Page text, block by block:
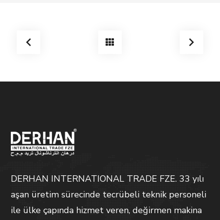
DERHAN INTERNATIONAL TRADE FZE. 33 yılı
aşan üretim sürecinde tecrübeli teknik personeli
ile ülke çapında hizmet veren, değirmen makina